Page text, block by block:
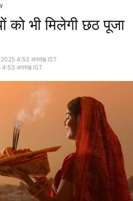
को भी मिलेगी छठ पूजा
4:53 अपराह्न IST
अपराह्न IST